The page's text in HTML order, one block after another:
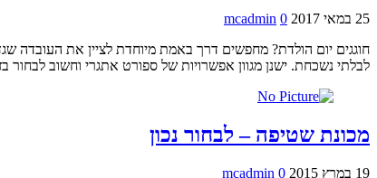
25 במאי 2017 mcadmin 0
חוגגים יום הולדת? מחפשים דרך באמת מיוחדת לציין את העובדה
לבלתי נשכחת. ישנן מגוון אפשרויות של ספורט אתגרי וחשוב
מכונת שטיפה – לבחור נכון
19 במרץ 2015 mcadmin 0